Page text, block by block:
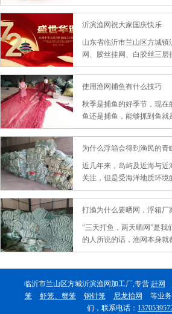
于错过了孩子的成长，没
量，可以在开捕后补回，而
沂滨渔网祝大家国庆快乐
山东省临沂市兰山区方城镇
网、胶丝挂网、白胶丝三
网、尼龙三层挂网拉网、
皮裤、雨衣、鸟网、斑鸠网
网、扑网、尼龙专盖底层鲤
小鱼网、灯照小鱼网、花
种捕捞工具。
使用渔网捕鱼有什么技巧
秋季是捕鱼的好季节，现在
鱼还是捕鱼，能够抓到鱼
绍一下捕鱼时需要注意的事
为什么浮箱会得到渔民的青
近几年来，岛屿及近海与近
关注，但是受海洋地质环
条件比较恶劣，施工时的
发挥它的作用了，在应用中
打渔为什么要晒网，浮箱厂
“三天打鱼，两天晒网”是
的人所说的话，渔网本身
晒吗？答案是肯定的，渔
临沂市兰山区方城沂滨渔网加工厂,专营 赶网
笼
虾笼、蟹笼 钢针笼 尼龙抬网
等业
们，联系电话：